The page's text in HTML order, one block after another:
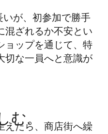
が、初参加で勝手
混ざれるか不安とい
ョップを通じて、特
切な一員へと意識が
む。
えたら、商店街へ繰